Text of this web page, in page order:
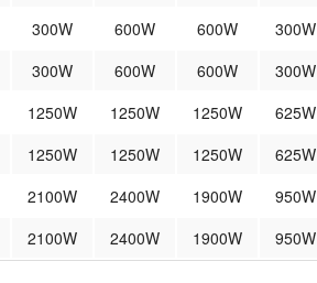
300W 600W 600W 300W
300W 600W 600W 300W
1250W 1250W 1250W 625W
1250W 1250W 1250W 625W
2100W 2400W 1900W 950W
2100W 2400W 1900W 950W